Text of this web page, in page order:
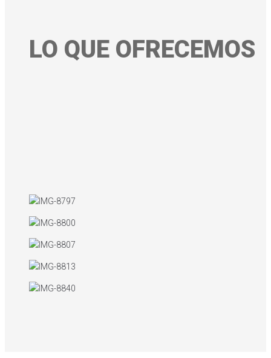
LO QUE OFRECEMOS